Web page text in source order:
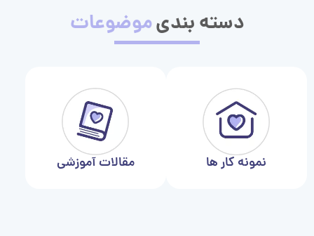
دسته بندیموضوعات
نمونه کار ها مقالات آموزشی